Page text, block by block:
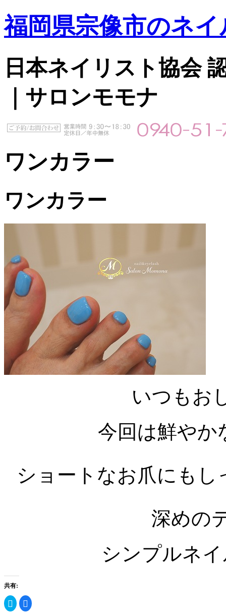
福岡県宗像市のネ
日本ネイリスト協会
｜サロンモモナ
ワンカラー
ワンカラー
いつもお
今回は鮮や
ショートなお爪にも
深めの
シンプルネ
共有:
ク
リ
Facebook
で